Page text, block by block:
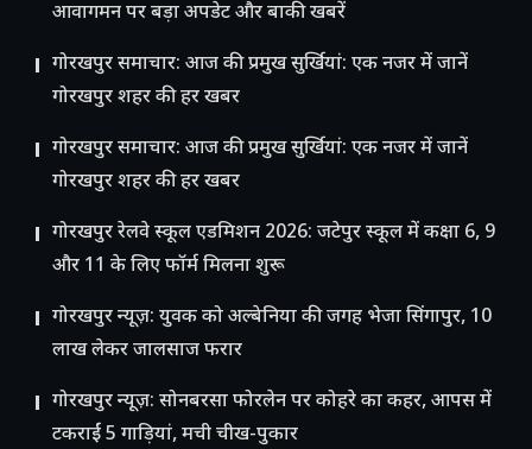
आवागमन पर बड़ा अपडेट और बाकी खबरें
गोरखपुर समाचार: आज की प्रमुख सुर्खियां: एक नजर में जानें
गोरखपुर शहर की हर खबर
गोरखपुर समाचार: आज की प्रमुख सुर्खियां: एक नजर में जानें
गोरखपुर शहर की हर खबर
गोरखपुर रेलवे स्कूल एडमिशन 2026: जटेपुर स्कूल में कक्षा 6, 9
और 11 के लिए फॉर्म मिलना शुरू
गोरखपुर न्यूज़: युवक को अल्बेनिया की जगह भेजा सिंगापुर, 10
लाख लेकर जालसाज फरार
गोरखपुर न्यूज़: सोनबरसा फोरलेन पर कोहरे का कहर, आपस में
टकराईं 5 गाड़ियां, मची चीख-पुकार